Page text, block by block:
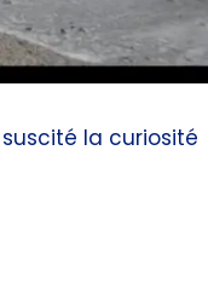
la curiosité